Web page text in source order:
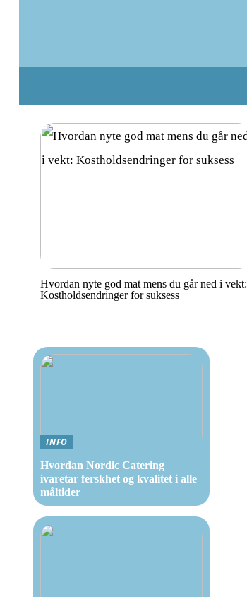
Hvordan nyte god mat mens du går ned i vekt:
Kostholdsendringer for suksess
INFO
Hvordan Nordic Catering
ivaretar ferskhet og kvalitet i alle
måltider